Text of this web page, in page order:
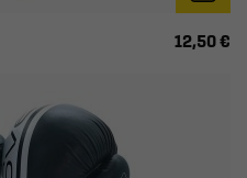
12,50 €